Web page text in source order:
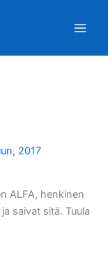
2017
ALFA, henkinen
saivat sitä. Tuula